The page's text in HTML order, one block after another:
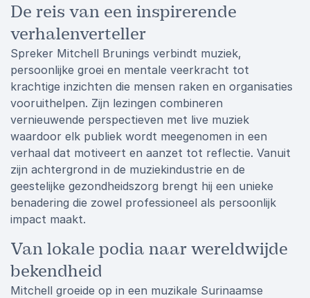
De reis van een inspirerende
verhalenverteller
Spreker Mitchell Brunings verbindt muziek,
persoonlijke groei en mentale veerkracht tot
krachtige inzichten die mensen raken en organisaties
vooruithelpen. Zijn lezingen combineren
vernieuwende perspectieven met live muziek
waardoor elk publiek wordt meegenomen in een
verhaal dat motiveert en aanzet tot reflectie. Vanuit
zijn achtergrond in de muziekindustrie en de
geestelijke gezondheidszorg brengt hij een unieke
benadering die zowel professioneel als persoonlijk
impact maakt.
Van lokale podia naar wereldwijde
bekendheid
Mitchell groeide op in een muzikale Surinaamse